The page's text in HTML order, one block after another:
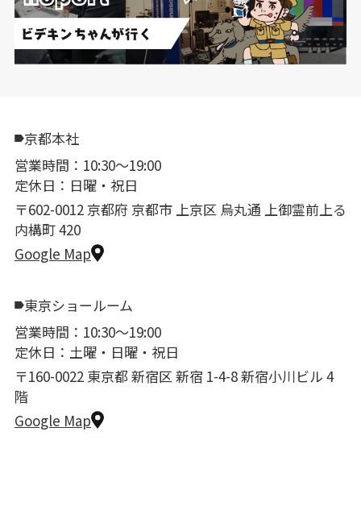
京都本社
営業時間：10:30〜19:00
定休日：日曜・祝日
〒602-0012 京都府 京都市 上京区 烏丸通 上御霊前上る
内構町 420
Google Map
東京ショールーム
営業時間：10:30〜19:00
定休日：土曜・日曜・祝日
〒160-0022 東京都 新宿区 新宿 1-4-8 新宿小川ビル 4
階
Google Map